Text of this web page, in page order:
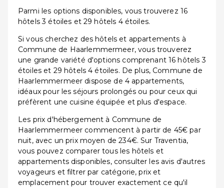
Parmi les options disponibles, vous trouverez 16
hôtels 3 étoiles et 29 hôtels 4 étoiles.
Si vous cherchez des hôtels et appartements à
Commune de Haarlemmermeer, vous trouverez
une grande variété d'options comprenant 16 hôtels 3
étoiles et 29 hôtels 4 étoiles. De plus, Commune de
Haarlemmermeer dispose de 4 appartements,
idéaux pour les séjours prolongés ou pour ceux qui
préfèrent une cuisine équipée et plus d'espace.
Les prix d'hébergement à Commune de
Haarlemmermeer commencent à partir de 45€ par
nuit, avec un prix moyen de 234€. Sur Traventia,
vous pouvez comparer tous les hôtels et
appartements disponibles, consulter les avis d'autres
voyageurs et filtrer par catégorie, prix et
emplacement pour trouver exactement ce qu'il